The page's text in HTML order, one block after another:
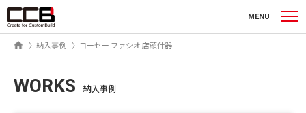
MENU
ホーム納入事例 コーセー ファシオ 店頭什器
WORKS 納入事例